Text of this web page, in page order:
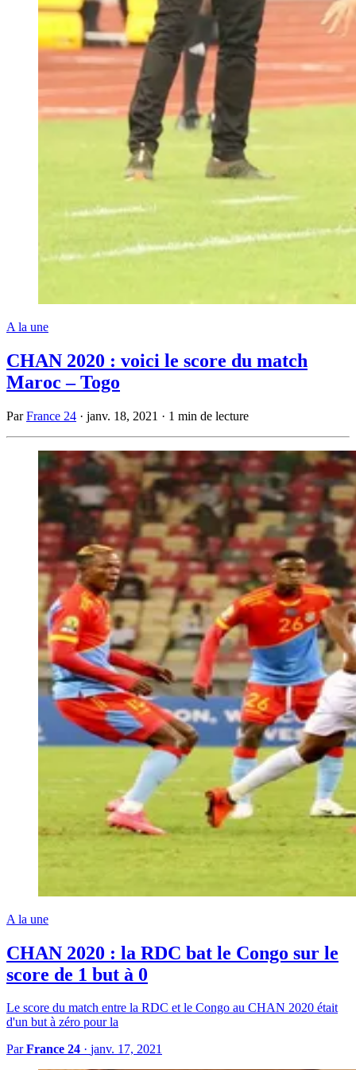
A la une
CHAN 2020 : voici le score du match
Maroc – Togo
ParFrance 24 · janv. 18, 2021 · 1 min de lecture
A la une
CHAN 2020 : la RDC bat le Congo sur le
score de 1 but à 0
Le score du match entre la RDC et le Congo au CHAN 2020 était
d'un but à zéro pour la
ParFrance 24 · janv. 17, 2021